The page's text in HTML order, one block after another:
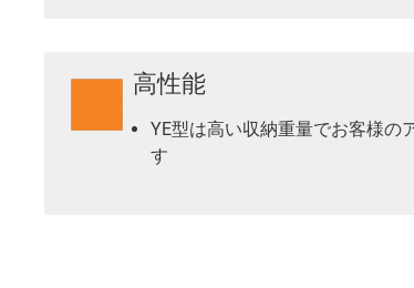
高性能
YE型は高い収納重量でお客様の
す